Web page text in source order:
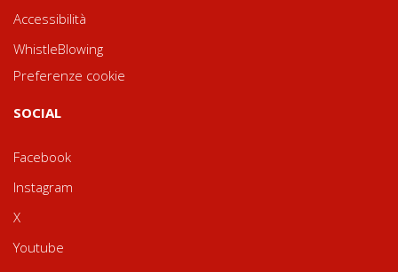
Accessibilità
WhistleBlowing
Preferenze cookie
SOCIAL
Facebook
Instagram
X
Youtube